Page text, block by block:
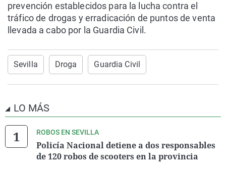
prevención establecidos para la lucha contra el
tráfico de drogas y erradicación de puntos de venta
llevada a cabo por la Guardia Civil.
Sevilla Droga Guardia Civil
LO MÁS
ROBOS EN SEVILLA
Policía Nacional detiene a dos responsables
de 120 robos de scooters en la provincia